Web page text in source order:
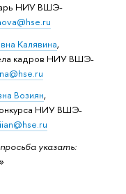
НИУ ВШЭ-
Калявина,
кадров НИУ ВШЭ-
Возиян,
НИУ ВШЭ-
указать: